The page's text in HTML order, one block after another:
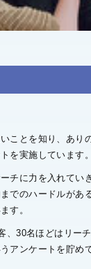
ことを知り、あり
を実施しています。
チに力を入れてい
のハードルが
す。
30名ほどはリ
ンケートを貯め